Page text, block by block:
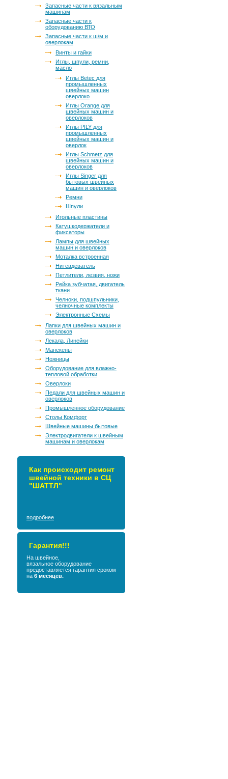
Запасные части к вязальным
машинам
Запасные части к
оборудованию ВТО
Запасные части к ш/м и
оверлокам
Винты и гайки
Иглы, шпули, ремни,
масло
Иглы Betec для
промышленных
швейных машин
оверлоко
Иглы Orange для
швейных машин и
оверлоков
Иглы PILY для
промышленных
швейных машин и
оверлок
Иглы Schmetz для
швейных машин и
оверлоков
Иглы Singer для
бытовых швейных
машин и оверлоков
Ремни
Шпули
Игольные пластины
Катушкодержатели и
фиксаторы
Лампы для швейных
машин и оверлоков
Моталка встроенная
Нитевдеватель
Петлители, лезвия, ножи
Рейка зубчатая, двигатель
ткани
Челноки, подшпульники,
челночные комплекты
Электронные Схемы
Лапки для швейных машин и
оверлоков
Лекала, Линейки
Манекены
Ножницы
Оборудование для влажно-
тепловой обработки
Оверлоки
Педали для швейных машин и
оверлоков
Промышленное оборудование
Столы Комфорт
Швейные машины бытовые
Электродвигатели к швейным
машинам и оверлокам
Как происходит ремонт
швейной техники в СЦ
"ШАТТЛ"
подробнее
Гарантия!!!
На швейное,
вязальное оборудование
предоставляется гарантия сроком
на 6 месяцев.